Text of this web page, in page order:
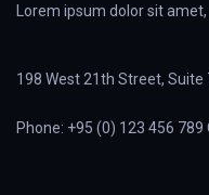
Lorem ipsum dolor sit amet,
198 West 21th Street, Suite
Phone: +95 (0) 123 456